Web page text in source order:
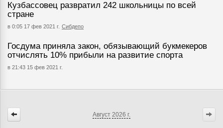
Кузбассовец развратил 242 школьницы по всей
стране
в 0:05 17 фев 2021 г. Сибдепо
Госдума приняла закон, обязывающий букмекеров
отчислять 10% прибыли на развитие спорта
в 21:43 15 фев 2021 г.
Август 2026 г.